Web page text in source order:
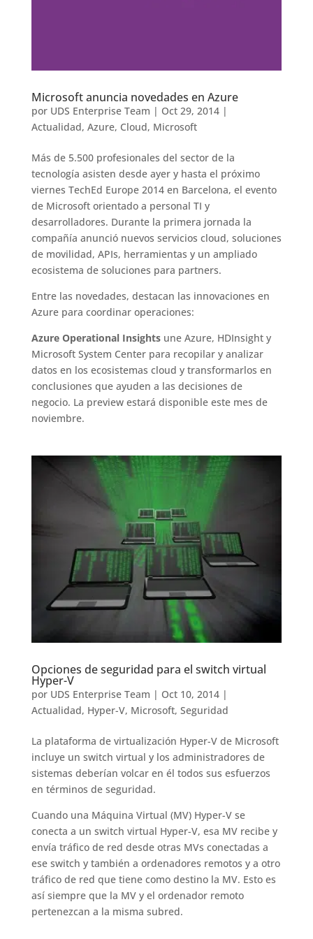
Microsoft anuncia novedades en Azure
por UDS Enterprise Team | Oct 29, 2014|
Actualidad, Azure, Cloud, Microsoft
Más de 5.500 profesionales del sector de la
tecnología asisten desde ayer y hasta el próximo
viernes TechEd Europe 2014 en Barcelona, el evento
de Microsoft orientado a personal TI y
desarrolladores. Durante la primera jornada la
compañía anunció nuevos servicios cloud, soluciones
de movilidad, APIs, herramientas y un ampliado
ecosistema de soluciones para partners.
Entre las novedades, destacan las innovaciones en
Azure para coordinar operaciones:
Azure Operational Insightsune Azure, HDInsight y
Microsoft System Center para recopilar y analizar
datos en los ecosistemas cloud y transformarlos en
conclusiones que ayuden a las decisiones de
negocio. La preview estará disponible este mes de
noviembre.
Opciones de seguridad para el switch virtual
Hyper-V
por UDS Enterprise Team | Oct 10, 2014|
Actualidad, Hyper-V, Microsoft, Seguridad
La plataforma de virtualización Hyper-V de Microsoft
incluye un switch virtual y los administradores de
sistemas deberían volcar en él todos sus esfuerzos
en términos de seguridad.
Cuando una Máquina Virtual (MV) Hyper-V se
conecta a un switch virtual Hyper-V, esa MV recibe y
envía tráfico de red desde otras MVs conectadas a
ese switch y también a ordenadores remotos y a otro
tráfico de red que tiene como destino la MV. Esto es
así siempre que la MV y el ordenador remoto
pertenezcan a la misma subred.